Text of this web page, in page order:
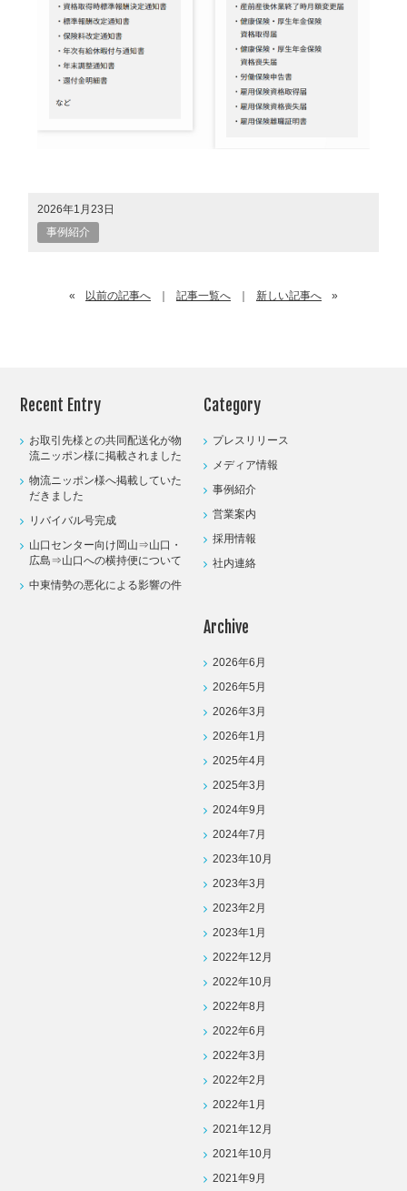
2026年1月23日
事例紹介
« 以前の記事へ ｜ 記事一覧へ ｜ 新しい記事へ »
Recent Entry
お取引先様との共同配送化が物
流ニッポン様に掲載されました
物流ニッポン様へ掲載していた
だきました
リバイバル号完成
山口センター向け岡山⇒山口・
広島⇒山口への横持便について
中東情勢の悪化による影響の件
Category
プレスリリース
メディア情報
事例紹介
営業案内
採用情報
社内連絡
Archive
2026年6月
2026年5月
2026年3月
2026年1月
2025年4月
2025年3月
2024年9月
2024年7月
2023年10月
2023年3月
2023年2月
2023年1月
2022年12月
2022年10月
2022年8月
2022年6月
2022年3月
2022年2月
2022年1月
2021年12月
2021年10月
2021年9月